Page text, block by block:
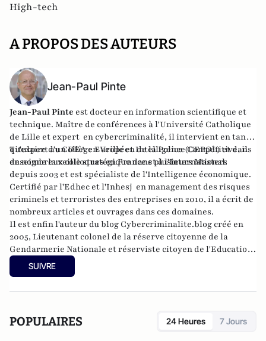
High-tech
A PROPOS DES AUTEURS
Jean-Paul Pinte
Jean-Paul Pinte est docteur en information scientifique et
technique. Maître de conférences à l'Université Catholique
de Lille et expert en cybercriminalité, il intervient en tant
qu'expert au Collège Européen de la Police (CEPOL) et dans
de nombreux colloques en France et à l'International.
Titulaire d'un DEA en Veille et Intelligence Compétitive, il
enseigne la veille stratégique dans plusieurs Masters
depuis 2003 et est spécialiste de l'Intelligence économique.
Certifié par l'Edhec et l'Inhesj en management des risques
criminels et terroristes des entreprises en 2010, il a écrit de
nombreux articles et ouvrages dans ces domaines.
Il est enfin l'auteur du blog Cybercriminalite.blog créé en
2005, Lieutenant colonel de la réserve citoyenne de la
Gendarmerie Nationale et réserviste citoyen de l'Education
Nationale.
SUIVRE
POPULAIRES 24 Heures 7 Jours